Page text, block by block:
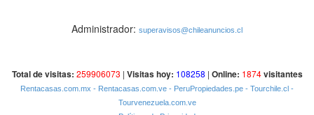
Administrador: superavisos@chileanuncios.cl
Total de visitas: 259906073 | Visitas hoy: 108258 | Online: 1874 visitantes
Rentacasas.com.mx - Rentacasas.com.ve - PeruPropiedades.pe - Tourchile.cl -
Tourvenezuela.com.ve